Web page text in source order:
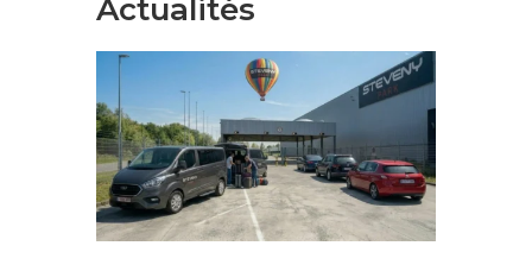
Actualités